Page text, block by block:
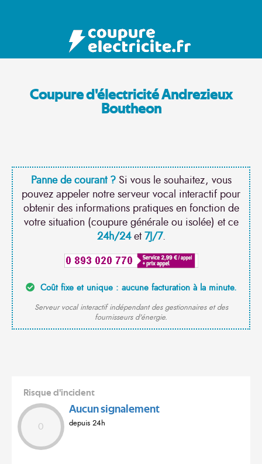
Coupure d'électricité Andrezieux
Boutheon
Panne de courant ?Si vous le souhaitez, vous
pouvez appeler notre serveur vocal interactif pour
obtenir des informations pratiques en fonction de
votre situation (coupure générale ou isolée) et ce
24h/24et7J/7.
Coût fixe et unique : aucune facturation à la minute.
Serveur vocal interactif indépendant des gestionnaires et des
fournisseurs d'énergie.
Risque d'incident
0
Aucun signalement
depuis 24h